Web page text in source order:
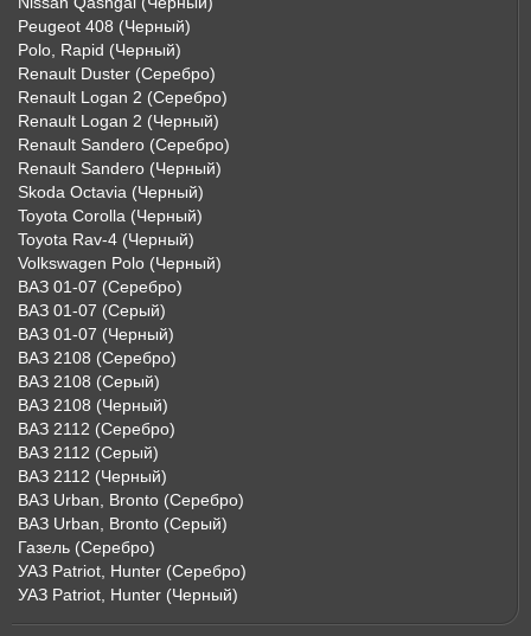
Peugeot 408 (Черный)
Polo, Rapid (Черный)
Renault Duster (Серебро)
Renault Logan 2 (Серебро)
Renault Logan 2 (Черный)
Renault Sandero (Серебро)
Renault Sandero (Черный)
Skoda Octavia (Черный)
Toyota Corolla (Черный)
Toyota Rav-4 (Черный)
Volkswagen Polo (Черный)
ВАЗ 01-07 (Серебро)
ВАЗ 01-07 (Серый)
ВАЗ 01-07 (Черный)
ВАЗ 2108 (Серебро)
ВАЗ 2108 (Серый)
ВАЗ 2108 (Черный)
ВАЗ 2112 (Серебро)
ВАЗ 2112 (Серый)
ВАЗ 2112 (Черный)
ВАЗ Urban, Bronto (Серебро)
ВАЗ Urban, Bronto (Серый)
Газель (Серебро)
УАЗ Patriot, Hunter (Серебро)
УАЗ Patriot, Hunter (Черный)